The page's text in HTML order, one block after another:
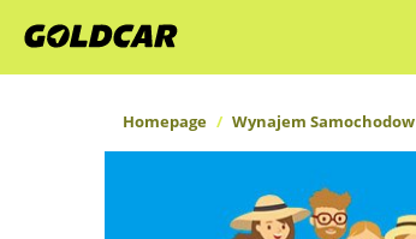
Homepage Wynajem Samochodow